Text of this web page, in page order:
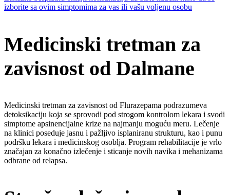
izborite sa ovim simptomima za vas ili vašu voljenu osobu
Medicinski tretman za
zavisnost od Dalmane
Medicinski tretman za zavisnost od Flurazepama podrazumeva
detoksikaciju koja se sprovodi pod strogom kontrolom lekara i svodi
simptome apsinencijalne krize na najmanju moguću meru. Lečenje
na klinici poseduje jasnu i pažljivo isplaniranu strukturu, kao i punu
podršku lekara i medicinskog osoblja. Program rehabilitacije je vrlo
značajan za konačno izlečenje i sticanje novih navika i mehanizama
odbrane od relapsa.